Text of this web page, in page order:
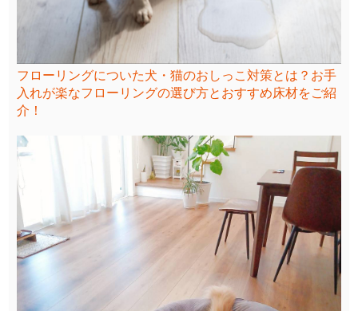
フローリングについた犬・猫のおしっこ対策とは？お手
入れが楽なフローリングの選び方とおすすめ床材をご紹
介！